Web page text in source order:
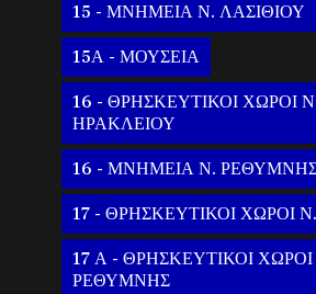
15 - ΜΝΗΜΕΙΑ Ν. ΛΑΣΙΘΙΟΥ
15Α - ΜΟΥΣΕΙΑ
16 - ΘΡΗΣΚΕΥΤΙΚΟΙ ΧΩΡΟΙ
ΗΡΑΚΛΕΙΟΥ
16 - ΜΝΗΜΕΙΑ Ν.
17 - ΘΡΗΣΚΕΥΤΙΚΟΙ ΧΩΡΟΙ
17 Α - ΘΡΗΣΚΕΥΤΙΚΟΙ
ΡΕΘΥΜΝΗΣ